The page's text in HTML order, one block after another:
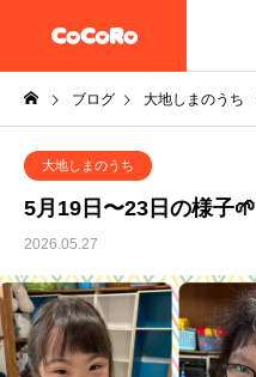
ブログ 大地しまのうち
大地しまのうち
5月19日〜23日の様子🌱
2026.05.27